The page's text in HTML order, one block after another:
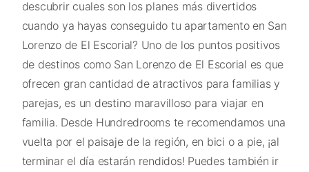
descubrir cuales son los planes más divertidos
cuando ya hayas conseguido tu apartamento en San
Lorenzo de El Escorial? Uno de los puntos positivos
de destinos como San Lorenzo de El Escorial es que
ofrecen gran cantidad de atractivos para familias y
parejas, es un destino maravilloso para viajar en
familia. Desde Hundredrooms te recomendamos una
vuelta por el paisaje de la región, en bici o a pie, ¡al
terminar el día estarán rendidos! Puedes también ir